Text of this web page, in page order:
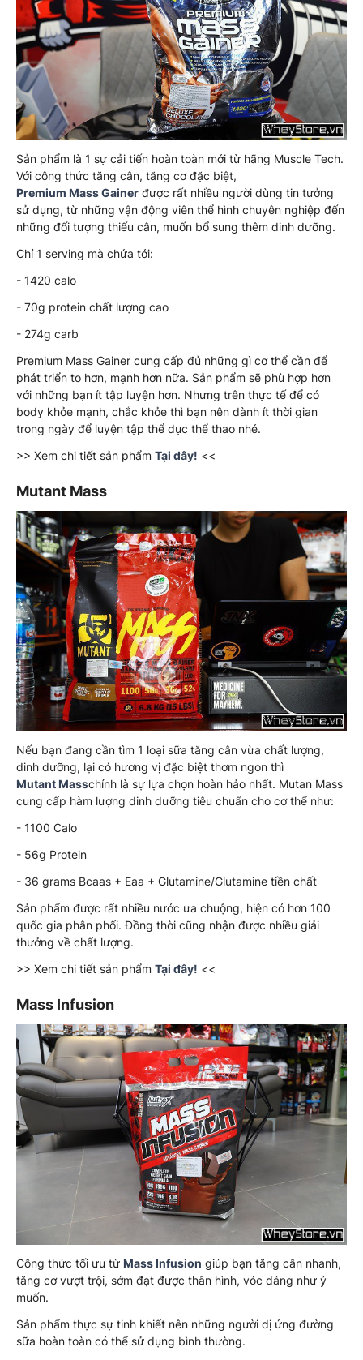
Sản phẩm là 1 sự cải tiến hoàn toàn mới từ hãng Muscle Tech.
Với công thức tăng cân, tăng cơ đặc biệt,
Premium Mass Gainer được rất nhiều người dùng tin tưởng
sử dụng, từ những vận động viên thể hình chuyên nghiệp đến
những đối tượng thiếu cân, muốn bổ sung thêm dinh dưỡng.
Chỉ 1 serving mà chứa tới:
- 1420 calo
- 70g protein chất lượng cao
- 274g carb
Premium Mass Gainer cung cấp đủ những gì cơ thể cần để
phát triển to hơn, mạnh hơn nữa. Sản phẩm sẽ phù hợp hơn
với những bạn ít tập luyện hơn. Nhưng trên thực tế để có
body khỏe mạnh, chắc khỏe thì bạn nên dành ít thời gian
trong ngày để luyện tập thể dục thể thao nhé.
>> Xem chi tiết sản phẩm Tại đây! <<
Mutant Mass
Nếu bạn đang cần tìm 1 loại sữa tăng cân vừa chất lượng,
dinh dưỡng, lại có hương vị đặc biệt thơm ngon thì
Mutant Masschính là sự lựa chọn hoàn hảo nhất. Mutan Mass
cung cấp hàm lượng dinh dưỡng tiêu chuẩn cho cơ thể như:
- 1100 Calo
- 56g Protein
- 36 grams Bcaas + Eaa + Glutamine/Glutamine tiền chất
Sản phẩm được rất nhiều nước ưa chuộng, hiện có hơn 100
quốc gia phân phối. Đồng thời cũng nhận được nhiều giải
thưởng về chất lượng.
>> Xem chi tiết sản phẩm Tại đây! <<
Mass Infusion
Công thức tối ưu từ Mass Infusion giúp bạn tăng cân nhanh,
tăng cơ vượt trội, sớm đạt được thân hình, vóc dáng như ý
muốn.
Sản phẩm thực sự tinh khiết nên những người dị ứng đường
sữa hoàn toàn có thể sử dụng bình thường.